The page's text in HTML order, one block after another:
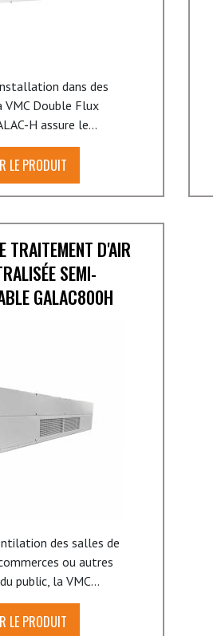
dans des
VMC Double Flux
H assure le...
LE PRODUIT
TRAITEMENT D'AIR
SEMI-
GALAC800H
des salles de
ou autres
public, la VMC...
LE PRODUIT